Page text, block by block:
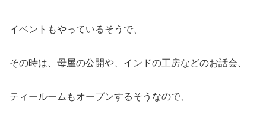
イベントもやっているそうで、
その時は、母屋の公開や、インドの工房などのお話会、
ティールームもオープンするそうなので、